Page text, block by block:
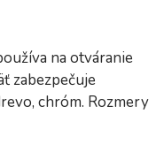
na otváranie
zabezpečuje
chróm. Rozmery